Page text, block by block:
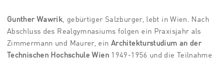
Gunther Wawrik, gebürtiger Salzburger, lebt in Wien. Nach
Abschluss des Realgymnasiums folgen ein Praxisjahr als
Zimmermann und Maurer, ein Architekturstudium an der
Technischen Hochschule Wien1949-1956 und die Teilnahme